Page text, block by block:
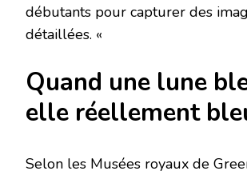
débutants pour capturer des
détaillées. «
Quand une lune
elle réellement
Selon les Musées royaux de